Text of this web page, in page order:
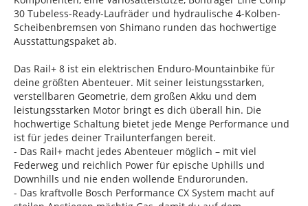
30 Tubeless-Ready-Laufräder und hydraulische 4-Kolben-
Scheibenbremsen von Shimano runden das hochwertige
Ausstattungspaket ab.
Das Rail+ 8 ist ein elektrischen Enduro-Mountainbike für
deine größten Abenteuer. Mit seiner leistungsstarken,
verstellbaren Geometrie, dem großen Akku und dem
leistungsstarken Motor bringt es dich überall hin. Die
hochwertige Schaltung bietet jede Menge Performance und
ist für jedes deiner Trailunterfangen bereit.
- Das Rail+ macht jedes Abenteuer möglich – mit viel
Federweg und reichlich Power für epische Uphills und
Downhills und nie enden wollende Endurorunden.
- Das kraftvolle Bosch Performance CX System macht auf